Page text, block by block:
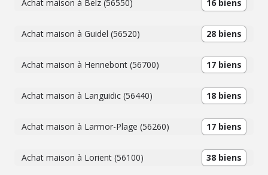
Achat maison à Belz (56550) 16 biens
Achat maison à Guidel (56520) 28 biens
Achat maison à Hennebont (56700) 17 biens
Achat maison à Languidic (56440) 18 biens
Achat maison à Larmor-Plage (56260) 17 biens
Achat maison à Lorient (56100) 38 biens